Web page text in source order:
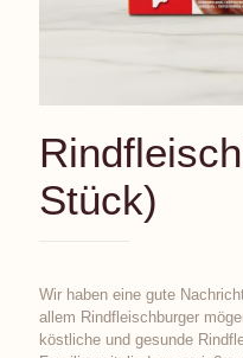
Stück)
Wir haben eine gute
allem Rindfleischburger
köstliche und gesunde